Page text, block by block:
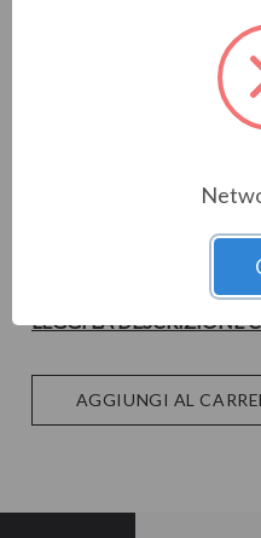
FG100F un fumogeno
atossica della miscela lo
gozi, garage, bar sale
LEGGI LA DESCRIZIONE
attuale:AGGIUNGI AL